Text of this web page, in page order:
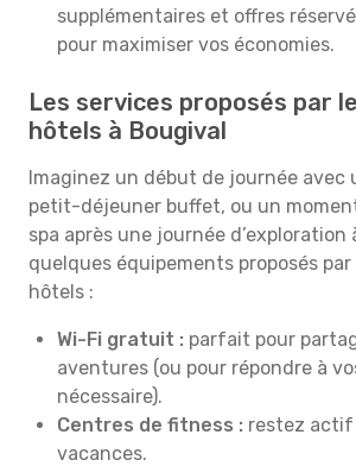
supplémentaires et offres
pour maximiser vos économies.
Les services proposés par
hôtels à Bougival
Imaginez un début de journée avec
petit-déjeuner buffet, ou un
spa après une journée d’exploration
quelques équipements proposés
hôtels :
Wi-Fi gratuit : parfait pour
aventures (ou pour répondre à
nécessaire).
Centres de fitness : restez actif
vacances.